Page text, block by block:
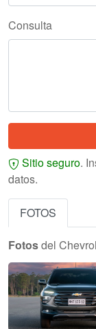
Consulta
Sitio seguro.
datos.
FOTOS
Fotosdel